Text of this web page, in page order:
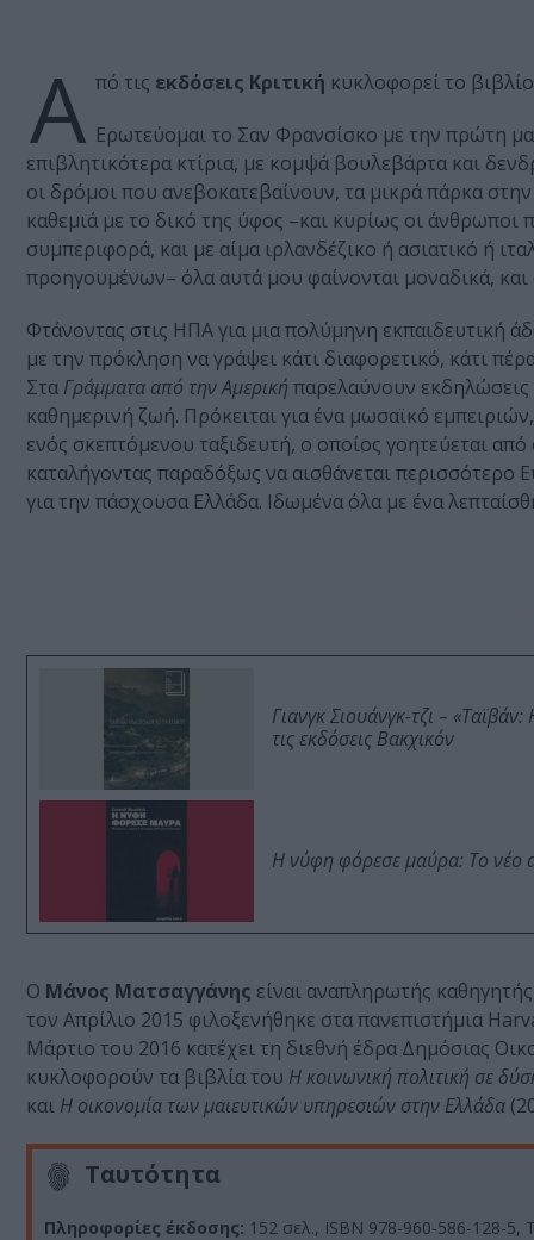
Α πό τις εκδόσεις Κριτική κυκλοφορεί το
Ερωτεύομαι το Σαν Φρανσίσκο με την πρώτη
επιβλητικότερα κτίρια, με κομψά βουλεβάρτα και
οι δρόμοι που ανεβοκατεβαίνουν, τα μικρά πάρκα
καθεμιά με το δικό της ύφος –και κυρίως οι
συμπεριφορά, και με αίμα ιρλανδέζικο ή ασιατικό ή
προηγουμένων– όλα αυτά μου φαίνονται μοναδικά, και
Φτάνοντας στις ΗΠΑ για μια πολύμηνη εκπαιδευτική
με την πρόκληση να γράψει κάτι διαφορετικό, κάτι
Στα Γράμματα από την Αμερική παρελαύνουν εκδηλώσεις
καθημερινή ζωή. Πρόκειται για ένα μωσαϊκό
ενός σκεπτόμενου ταξιδευτή, ο οποίος γοητεύεται
καταλήγοντας παραδόξως να αισθάνεται
για την πάσχουσα Ελλάδα. Ιδωμένα όλα με ένα
Γιανγκ Σιουάνγκ-τζι –
τις εκδόσεις Βακχικόν
Η νύφη φόρεσε μαύρα: Το νέο
Ο Μάνος Ματσαγγάνης είναι αναπληρωτής
τον Απρίλιο 2015 φιλοξενήθηκε στα πανεπιστήμια
Μάρτιο του 2016 κατέχει τη διεθνή έδρα Δημόσιας
κυκλοφορούν τα βιβλία του Η κοινωνική πολιτική σε
και Η οικονομία των μαιευτικών υπηρεσιών στην Ελλάδα
Ταυτότητα
Πληροφορίες έκδοσης: 152 σελ., ISBN 978-960-586-128-5,